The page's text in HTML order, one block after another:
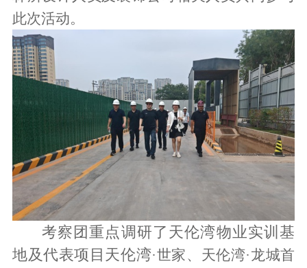
此次活动。
考察团重点调研了天伦湾物业实训基
地及代表项目天伦湾·世家、天伦湾·龙城首